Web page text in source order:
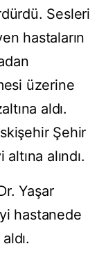
Sesleri
hastaların
üzerine
aldı.
Şehir
alındı.
Yaşar
hastanede